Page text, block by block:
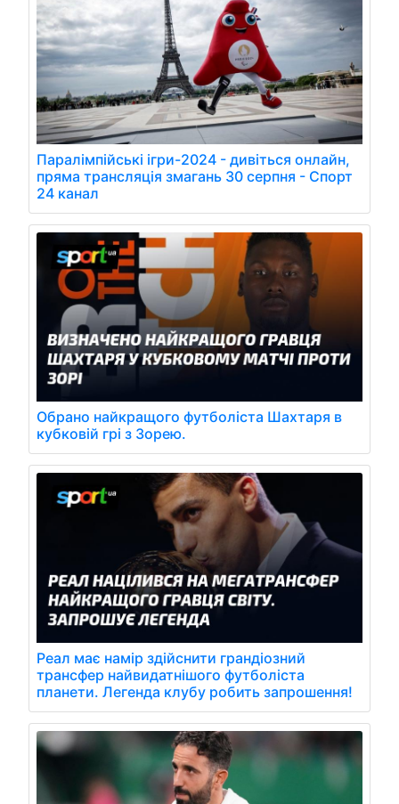
Паралімпійські ігри-2024 - дивіться онлайн,
пряма трансляція змагань 30 серпня - Спорт
24 канал
Обрано найкращого футболіста Шахтаря в
кубковій грі з Зорею.
Реал має намір здійснити грандіозний
трансфер найвидатнішого футболіста
планети. Легенда клубу робить запрошення!